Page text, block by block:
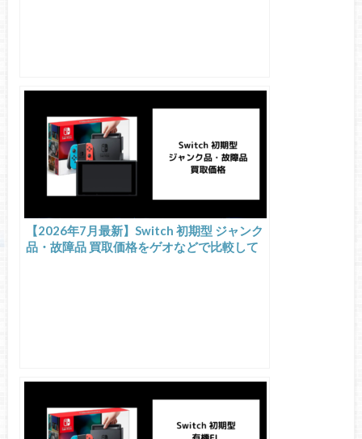
【2026年7月最新】Switch 初期型 ジャンク
品・故障品 買取価格をゲオなどで比較して